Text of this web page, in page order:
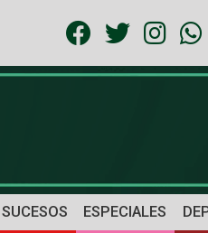
SUCESOS ESPECIALES